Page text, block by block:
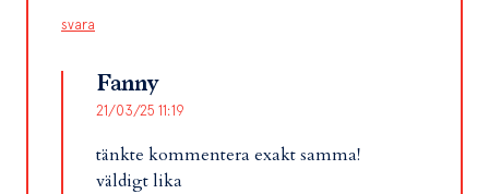
svara
Fanny
21/03/25 11:19
tänkte kommentera exakt samma!
väldigt lika